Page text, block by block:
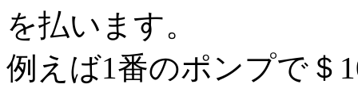
を払います。
例えば1番のポンプで＄